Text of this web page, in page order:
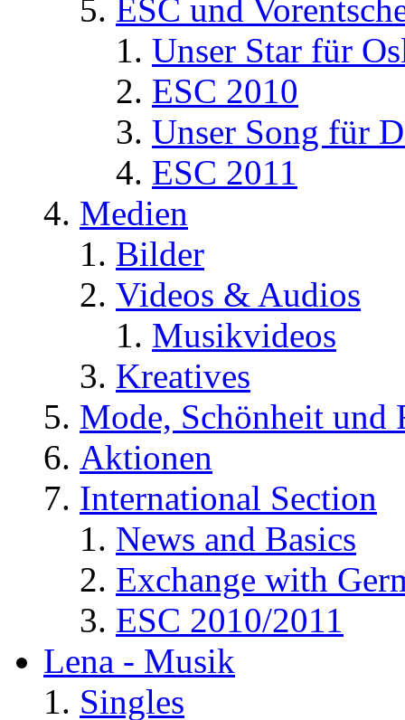
ESC und
Unser Star für
ESC 2010
Unser Song für
ESC 2011
Medien
Bilder
Videos & Audios
Musikvideos
Kreatives
Mode, Schönheit und
Aktionen
International Section
News and Basics
Exchange with
ESC 2010/2011
Lena - Musik
Singles